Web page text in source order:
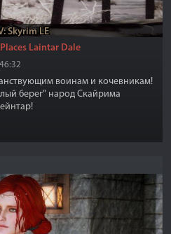
Skyrim LE
Laintar Dale
воинам и кочевникам!
берег" народ Скайрима